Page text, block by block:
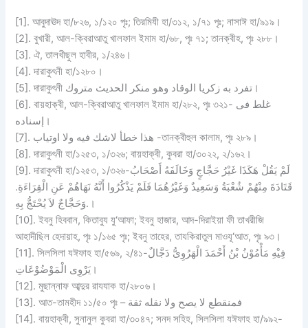
[1]. আবুদাঊদ হা/৮২৬, ১/১২০ পৃঃ; তিরমিযী হা/৩১২, ১/৭১ পৃঃ; নাসাঈ হা/৯১৯।
[2]. বুখারী, আল-ক্বিরাআতু খালফাল ইমাম হা/৬৮, পৃঃ ৭১; তানক্বীহ, পৃঃ ২৮৮।
[3]. ঐ, তালখীছুল হাবীর, ১/২৪৬।
[4]. দারাকুৎনী হা/১২৮০।
[5]. দারাকুৎনী تفرد به زكريا الوقاد وهو منكر الحديث متروك।
[6]. বায়হাক্বী, আল-ক্বিরাআতু খালফাল ইমাম হা/২৮২, পৃঃ ৩২১- غلط فى
إسناده।
[7]. هذا خطأ لاشك فيه ولا اوتياب -তানক্বীহুল কালাম, পৃঃ ২৮৯।
[8]. দারাকুৎনী হা/১২৫৩, ১/৩২৬; বায়হাক্বী, কুবরা হা/৩০২২, ২/১৬২।
[9]. দারাকুৎনী হা/১২৫৩, ১/৩২৬-لَمْ يَقُلْ هَكَذَا غَيْرُ حَجَّاجٍ وَخَالَفَهُ أَصْحَابُ
قَتَادَةَ مِنْهُمْ شُعْبَةُ وَسَعِيدٌ وَغَيْرُهُمَا فَلَمْ يَذْكُرُوا أَنَّهُ نَهَاهُمْ عَنِ الْقِرَاءَةِ.
وَحَجَّاجٌ لاَ يُحْتَجُّ بِهِ.।
[10]. ইবনু হিববান, কিতাবুয যু‘আফা; ইবনু হাজার, আদ-দিরাইয়া ফী তাখরীজি
আহাদীছিল হেদায়াহ, পৃঃ ১/১৬৫ পৃঃ; ইবনু তাহের, তাযকিরাতুল মাওযূ‘আত, পৃঃ ৯৩।
[11]. সিলসিলা যঈফাহ হা/৫৬৯, ২/৪১-فِيْهِ مَأْمُوْنُ بْنُ أَحْمَدَ الْهَرُوِىُّ دَجَّالٌ
يَرْوِى الْمَوْضُوْعَاتِ।
[12]. মুছান্নাফ আব্দুর রাযযাক হা/২৮০৬।
[13]. আত-তামহীদ ১১/৫০ পৃঃ – فمنقطع لا يصح ولا نقله ثقة
[14]. বায়হাক্বী, সুনানুল কুবরা হা/৩০৪৭; সনদ সহিহ, সিলসিলা যঈফাহ হা/৯৯২-